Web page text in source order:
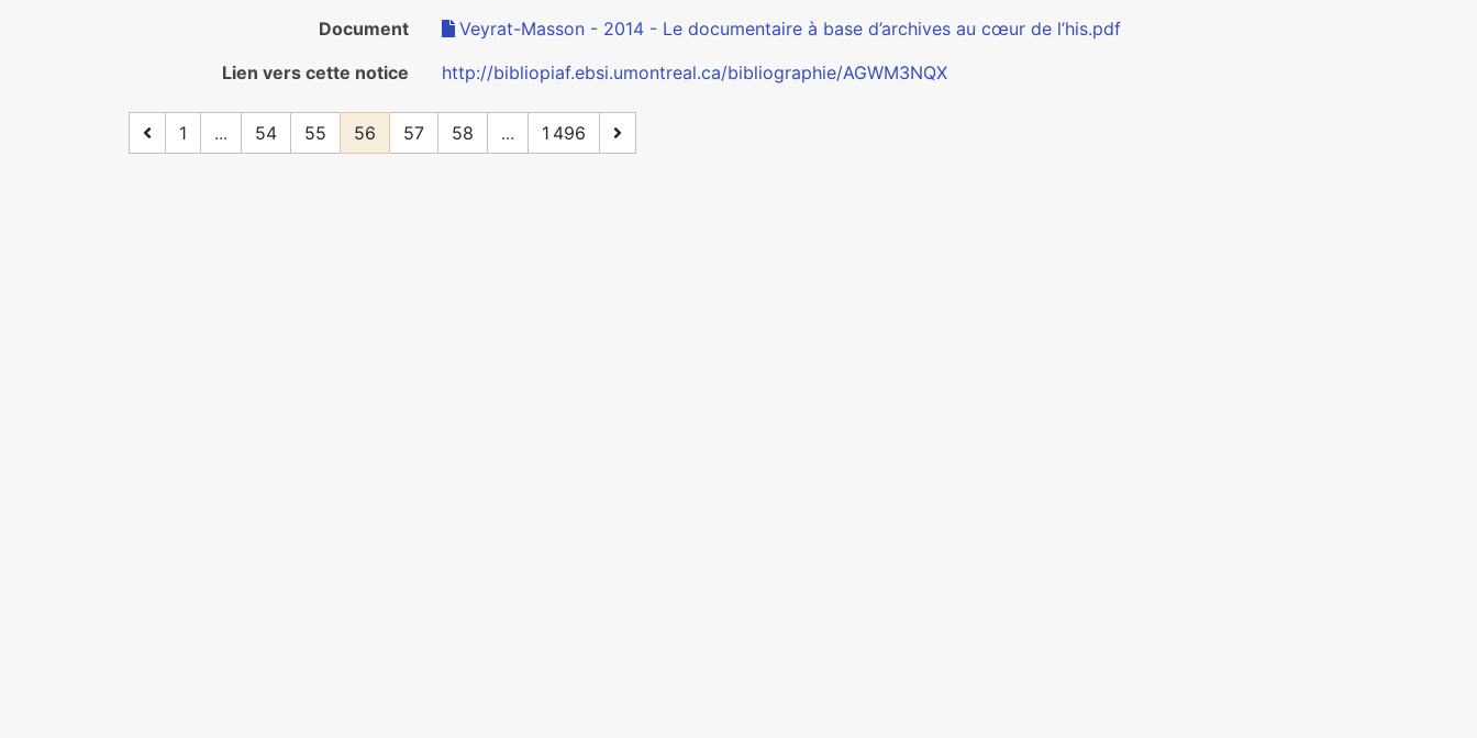
Document
Veyrat-Masson - 2014 - Le documentaire à base d’archives au cœur de l’his.pdf
Lien vers cette notice
http://bibliopiaf.ebsi.umontreal.ca/bibliographie/AGWM3NQX
1 ... 54 55 56 57 58 ... 1 496